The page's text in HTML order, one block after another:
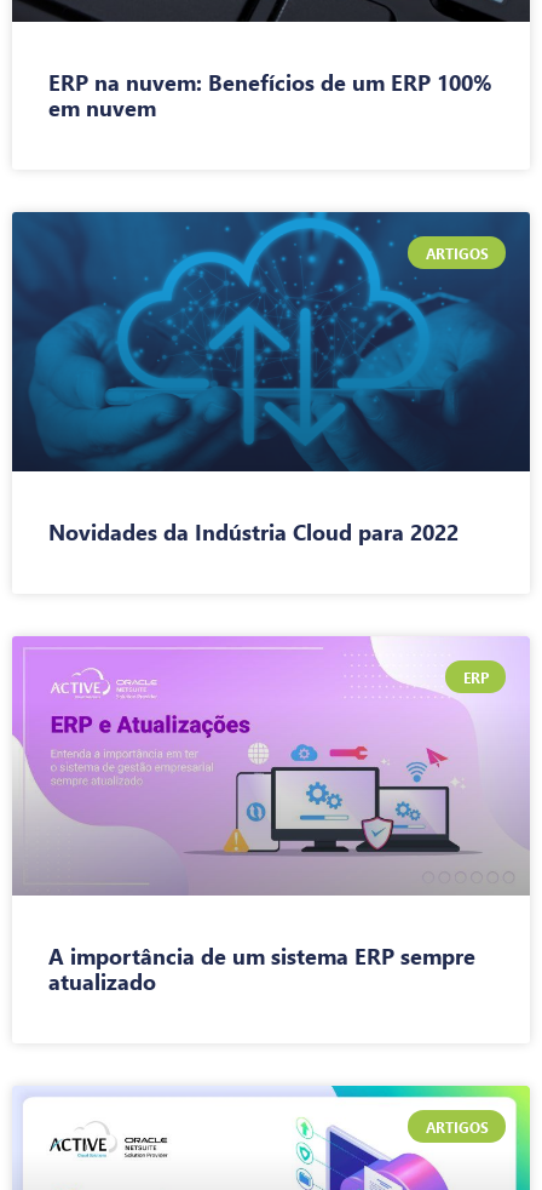
ERP na nuvem: Benefícios de um ERP 100%
em nuvem
ARTIGOS
Novidades da Indústria Cloud para 2022
ERP
A importância de um sistema ERP sempre
atualizado
ARTIGOS